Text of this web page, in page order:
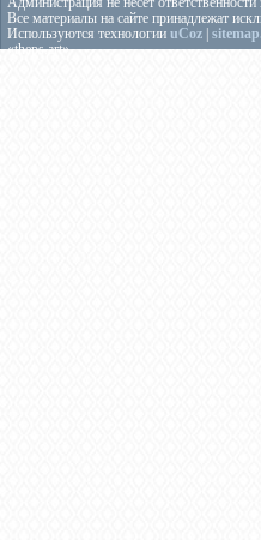
Все материалы на сайте принадлежат
Используются технологии uCoz
«theps.art»